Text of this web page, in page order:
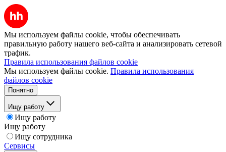
Мы используем файлы cookie, чтобы обеспечивать
правильную работу нашего веб-сайта и анализировать сетевой
трафик.
Правила использования файлов cookie
Мы используем файлы cookie. Правила использования
файлов cookie
Понятно
Ищу работу
Ищу работу
Ищу работу
Ищу сотрудника
Сервисы